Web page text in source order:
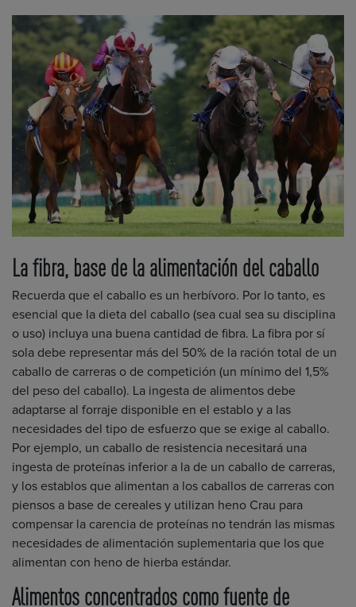
La fibra, base de la alimentación del caballo
Recuerda que el caballo es un herbívoro. Por lo tanto, es
esencial que la dieta del caballo (sea cual sea su disciplina
o uso) incluya una buena cantidad de fibra. La fibra por sí
sola debe representar más del 50% de la ración total de un
caballo de carreras o de competición (un mínimo del 1,5%
del peso del caballo). La ingesta de alimentos debe
adaptarse al forraje disponible en el establo y a las
necesidades del tipo de esfuerzo que se exige al caballo.
Por ejemplo, un caballo de resistencia necesitará una
ingesta de proteínas inferior a la de un caballo de carreras,
y los establos que alimentan a los caballos de carreras con
piensos a base de cereales y utilizan heno Crau para
compensar la carencia de proteínas no tendrán las mismas
necesidades de alimentación suplementaria que los que
alimentan con heno de hierba estándar.
Alimentos concentrados como fuente de